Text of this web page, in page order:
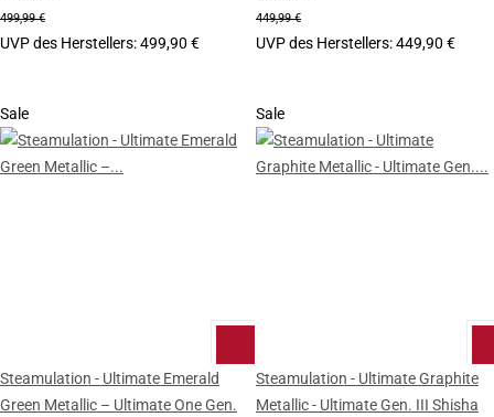
499,99 €
UVP des Herstellers:499,90 €
449,99 €
UVP des Herstellers:449,90 €
Sale
Steamulation - Ultimate Emerald
Green Metallic – Ultimate One Gen.
Sale
Steamulation - Ultimate Graphite
Metallic - Ultimate Gen. III Shisha